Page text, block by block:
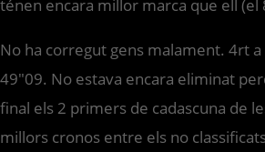
ténen encara millor marca que ell (el
No ha corregut gens malament. 4rt
49″09. No estava encara eliminat
final els 2 primers de cadascuna de
millors cronos entre els no